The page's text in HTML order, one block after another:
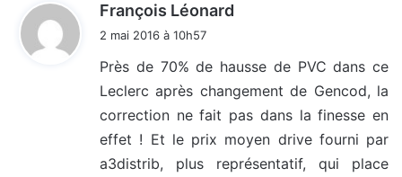
François Léonard
:
2 mai 2016 à 10h57
Près de 70% de hausse de PVC dans ce
Leclerc après changement de Gencod, la
correction ne fait pas dans la finesse en
effet ! Et le prix moyen drive fourni par
a3distrib, plus représentatif, qui place